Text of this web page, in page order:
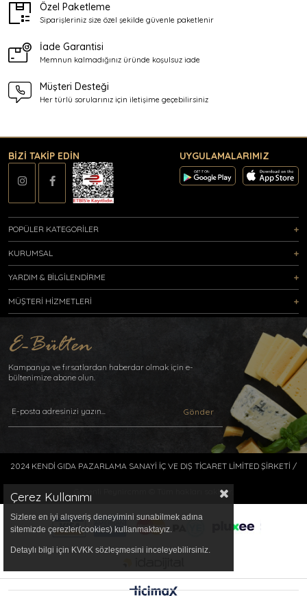
Özel Paketleme
Siparişleriniz size özel şekilde güvenle paketlenir
İade Garantisi
Memnun kalmadığınız üründe koşulsuz iade
Müşteri Desteği
Her türlü sorularınız için iletişime geçebilirsiniz
BİZİ TAKİP EDİN UYGULAMALARIMIZ
POPÜLER KATEGORİLER
KURUMSAL
YARDIM & BİLGİLENDİRME
MÜŞTERİ HİZMETLERİ
Kampanya ve fırsatlardan haberdar olmak için e-
bültenimize abone olun.
Gönder
2024 KENDİ GIDA PAZARLAMA SANAYİ İÇ VE DIŞ TİCARET LİMİTED ŞİRKETİ /
Gönenli Peynircmm © Tüm hakları saklıdır.
Çerez Kullanımı
Sizlere en iyi alışveriş deneyimini sunabilmek adına
sitemizde çerezler(cookies) kullanmaktayız.
Detaylı bilgi için KVKK sözleşmesini inceleyebilirsiniz.